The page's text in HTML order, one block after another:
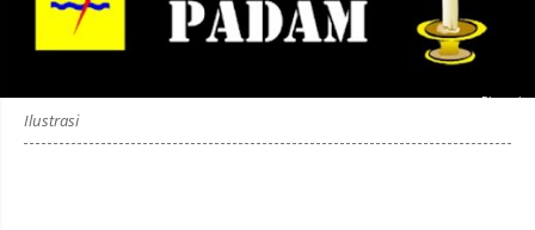
Photo by
Ilustrasi